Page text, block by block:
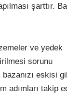
şarttır.
ve yedek
sorunu
eskisi
adımları takip